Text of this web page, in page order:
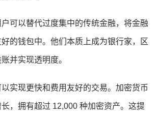
可以替代过度集中的传统金融，将金融
的钱包中。他们本质上成为银行家，区
并实现透明度。
实现更快和费用友好的交易。加密货币
，拥有超过 12,000 种加密资产。这提